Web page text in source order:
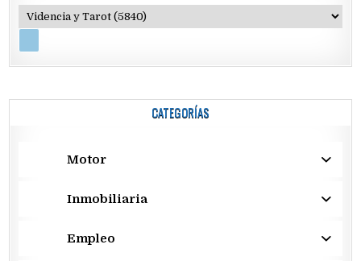
CATEGORÍAS
Motor
Inmobiliaria
Empleo